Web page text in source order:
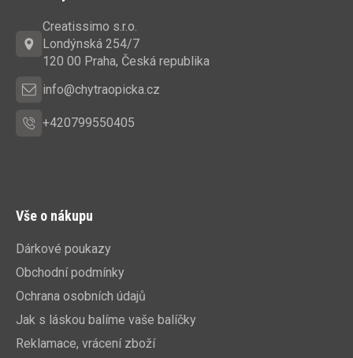
Creatissimo s.r.o.
Londýnská 254/7
120 00 Praha, Česká republika
info@chytraopicka.cz
+420799550405
Vše o nákupu
Dárkové poukazy
Obchodní podmínky
Ochrana osobních údajů
Jak s láskou balíme vaše balíčky
Reklamace, vrácení zboží